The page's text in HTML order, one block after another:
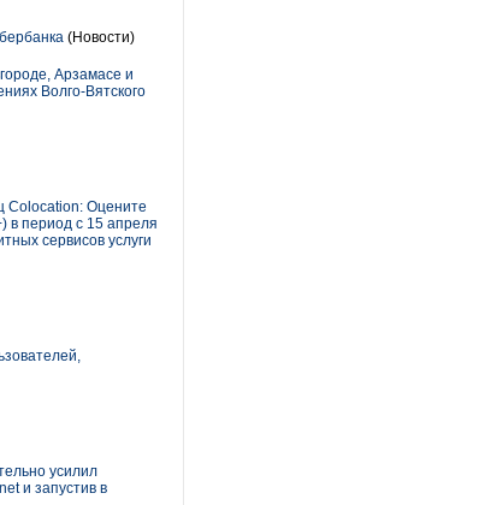
(Новости)
Арзамасе и
Волго-Вятского
Colocation: Оцените
в период с 15 апреля
сервисов услуги
усилил
и запустив в